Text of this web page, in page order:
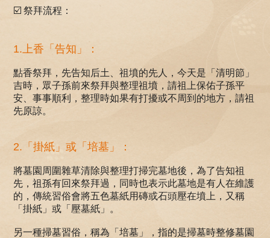
☑️ 祭拜流程：
1.上香「告知」：
點香祭拜，先告知后土、祖墳的先人，今天是「清明節」
吉時，眾子孫前來祭拜與整理祖墳，請祖上保佑子孫平
安、事事順利，整理時如果有打擾或不周到的地方，請祖
先原諒。
2.「掛紙」或「培墓」：
將墓園周圍雜草清除與整理打掃完墓地後，為了告知祖
先，祖孫有回來祭拜過，同時也表示此墓地是有人在維護
的，傳統習俗會將五色墓紙用磚或石頭壓在墳上，又稱
「掛紙」或「壓墓紙」。
另一種掃墓習俗，稱為「培墓」，指的是掃墓時整修墓園